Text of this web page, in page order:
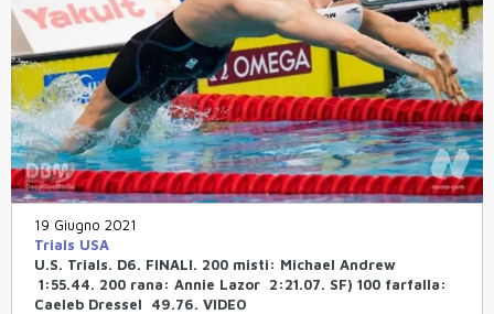
19 Giugno 2021
Trials USA
U.S. Trials. D6. FINALI. 200 misti: Michael Andrew
1:55.44. 200 rana: Annie Lazor 2:21.07. SF) 100 farfalla:
Caeleb Dressel 49.76. VIDEO